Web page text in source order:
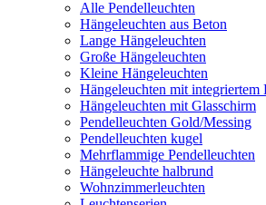
Alle Pendelleuchten
Hängeleuchten aus Beton
Lange Hängeleuchten
Große Hängeleuchten
Kleine Hängeleuchten
Hängeleuchten mit integriertem
Hängeleuchten mit Glasschirm
Pendelleuchten Gold/Messing
Pendelleuchten kugel
Mehrflammige Pendelleuchten
Hängeleuchte halbrund
Wohnzimmerleuchten